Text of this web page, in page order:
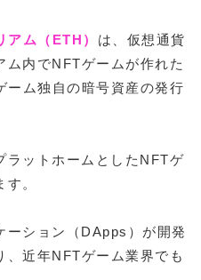
アム（ETH） は、仮想通貨
ム内でNFTゲームが作れた
ーム独自の暗号資産の発行
ラットホームとしたNFTゲ
。
ーション（DApps）が開発
、近年NFTゲーム業界でも